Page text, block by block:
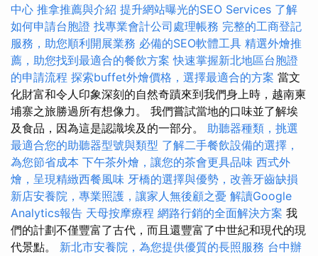
中心 推拿推薦與介紹 提升網站曝光的SEO Services 了解
如何申請台胞證 找專業會計公司處理帳務 完整的工商登記
服務，助您順利開展業務 必備的SEO軟體工具 精選外燴推
薦，助您找到最適合的餐飲方案 快速掌握新北地區台胞證
的申請流程 探索buffet外燴價格，選擇最適合的方案 當文
化財富和令人印象深刻的自然奇蹟來到我們身上時，越南柬
埔寨之旅勝過所有想像力。 我們嘗試當地的口味並了解埃
及食品，因為這是認識埃及的一部分。 助聽器種類，挑選
最適合您的助聽器型號與類型 了解二手餐飲設備的選擇，
為您節省成本 下午茶外燴，讓您的茶會更具品味 西式外
燴，呈現精緻西餐風味 牙橋的選擇與優勢，改善牙齒缺損
新店安養院，專業照護，讓家人無後顧之憂 解讀Google
Analytics報告 天母按摩療程 網路行銷的全面解決方案 我
們的計劃不僅豐富了古代，而且還豐富了中世紀和現代的現
代景點。 新北市安養院，為您提供優質的長照服務 台中辦